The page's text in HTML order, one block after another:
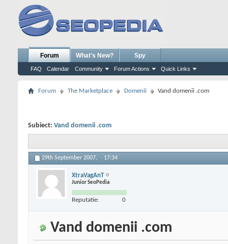
Forum
FAQ Calendar Community Forum Actions Quick Links
What's New? Spy
Forum The Marketplace Domenii Vand domenii .com
Subiect: Vand domenii .com
29th September 2007, 17:34
XtraVagAnT
Junior SeoPedia
Reputatie: 0
Vand domenii .com